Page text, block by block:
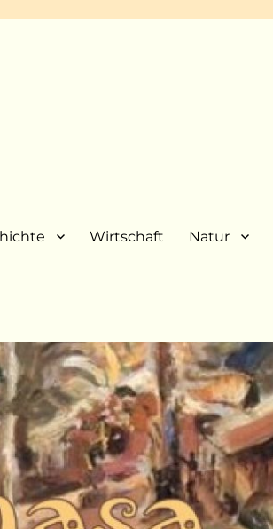
Wirtschaft Natur